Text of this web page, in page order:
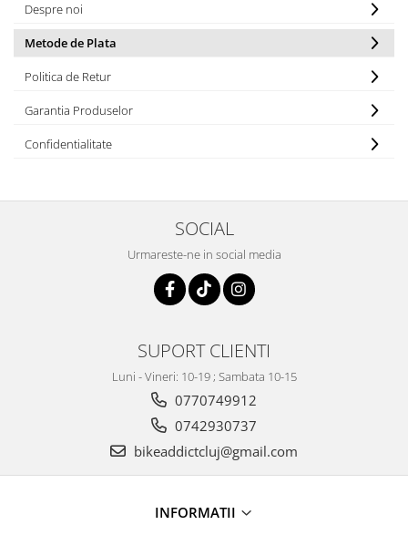
Despre noi
Metode de Plata
Politica de Retur
Garantia Produselor
Confidentialitate
SOCIAL
Urmareste-ne in social media
SUPORT CLIENTI
Luni - Vineri: 10-19 ; Sambata 10-15
0770749912
0742930737
bikeaddictcluj@gmail.com
INFORMATII